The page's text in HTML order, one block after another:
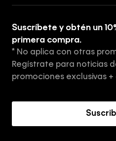
Tiendas
Aviso de privacidad
Términos y Condiciones
Suscríbete y obtén un
primera compra.
* No aplica con otras
Regístrate para noticias
promociones exclusivas +